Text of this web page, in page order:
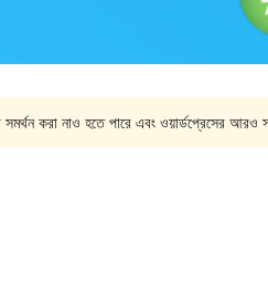
করা নাও হতে পারে এবং ওয়ার্ডপ্রেসের